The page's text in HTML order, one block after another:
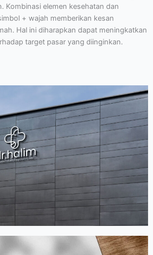
Kombinasi elemen kesehatan dan
+ wajah memberikan kesan
Hal ini diharapkan dapat meningkatkan
target pasar yang diinginkan.